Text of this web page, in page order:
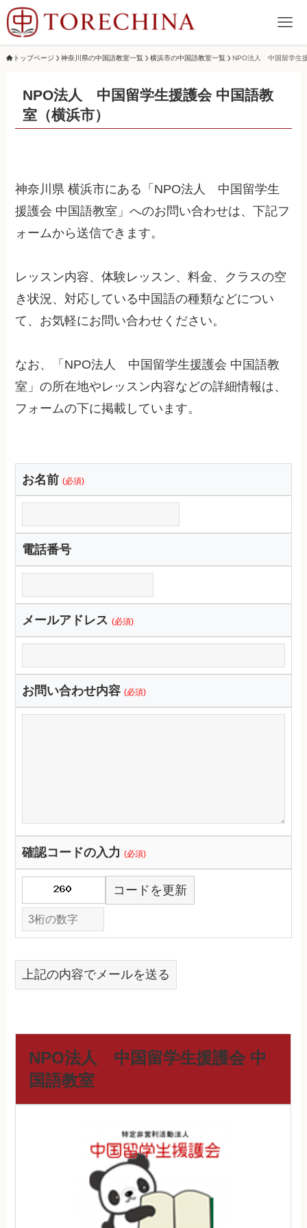
トップページ 神奈川県の中国語教室一覧 横浜市の中国語教室一覧 NPO法人 中国留学生
NPO法人 中国留学生援護会 中国語教
室（横浜市）
神奈川県 横浜市にある「NPO法人 中国留学生
援護会 中国語教室」へのお問い合わせは、下記フ
ォームから送信できます。
レッスン内容、体験レッスン、料金、クラスの空
き状況、対応している中国語の種類などについ
て、お気軽にお問い合わせください。
なお、「NPO法人 中国留学生援護会 中国語教
室」の所在地やレッスン内容などの詳細情報は、
フォームの下に掲載しています。
お名前 (必須)
電話番号
メールアドレス (必須)
お問い合わせ内容 (必須)
確認コードの入力(必須)
コードを更新
上記の内容でメールを送る
NPO法人 中国留学生援護会 中
国語教室